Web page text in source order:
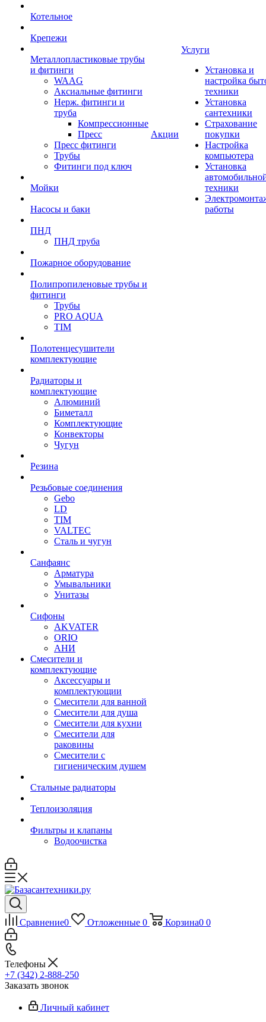
Котельное
Крепежи
Металлопластиковые трубы
и фитинги
WAAG
Аксиальные фитинги
Нерж. фитинги и
труба
Компрессионные
Пресс
Пресс фитинги
Трубы
Фитинги под ключ
Мойки
Насосы и баки
ПНД
ПНД труба
Пожарное оборудование
Полипропиленовые трубы и
фитинги
Трубы
PRO AQUA
TIM
Полотенцесушители
комплектующие
Радиаторы и
комплектующие
Алюминий
Биметалл
Комплектующие
Конвекторы
Чугун
Резина
Резьбовые соединения
Gebo
LD
TIM
VALTEC
Сталь и чугун
Санфаянс
Арматура
Умывальники
Унитазы
Сифоны
AKVATER
ORIO
АНИ
Смесители и
комплектующие
Аксессуары и
комплектующии
Смесители для ванной
Смесители для душа
Смесители для кухни
Смесители для
раковины
Смесители с
гигиеническим душем
Стальные радиаторы
Теплоизоляция
Фильтры и клапаны
Водоочистка
Акции
Услуги
Установка и
настройка
техники
Установка
сантехники
Страхование
покупки
Настройка
компьютера
Установка
техники
работы
Сравнение0 Отложенные 0 Корзина0 0
Телефоны
+7 (342) 2-888-250
Заказать звонок
Личный кабинет